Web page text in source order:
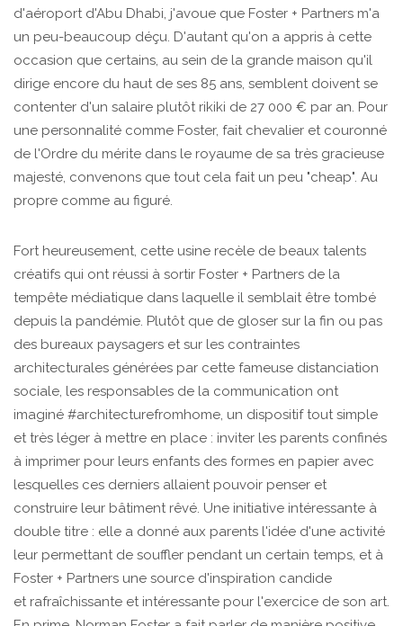
d'aéroport d'Abu Dhabi, j'avoue que Foster + Partners m'a
un peu-beaucoup déçu. D'autant qu'on a appris à cette
occasion que certains, au sein de la grande maison qu'il
dirige encore du haut de ses 85 ans, semblent doivent se
contenter d'un salaire plutôt rikiki de 27 000 € par an. Pour
une personnalité comme Foster, fait chevalier et couronné
de l'Ordre du mérite dans le royaume de sa très gracieuse
majesté, convenons que tout cela fait un peu "cheap". Au
propre comme au figuré.
Fort heureusement, cette usine recèle de beaux talents
créatifs qui ont réussi à sortir Foster + Partners de la
tempête médiatique dans laquelle il semblait être tombé
depuis la pandémie. Plutôt que de gloser sur la fin ou pas
des bureaux paysagers et sur les contraintes
architecturales générées par cette fameuse distanciation
sociale, les responsables de la communication ont
imaginé #architecturefromhome, un dispositif tout simple
et très léger à mettre en place : inviter les parents confinés
à imprimer pour leurs enfants des formes en papier avec
lesquelles ces derniers allaient pouvoir penser et
construire leur bâtiment rêvé. Une initiative intéressante à
double titre : elle a donné aux parents l'idée d'une activité
leur permettant de souffler pendant un certain temps, et à
Foster + Partners une source d'inspiration candide
et rafraîchissante et intéressante pour l'exercice de son art.